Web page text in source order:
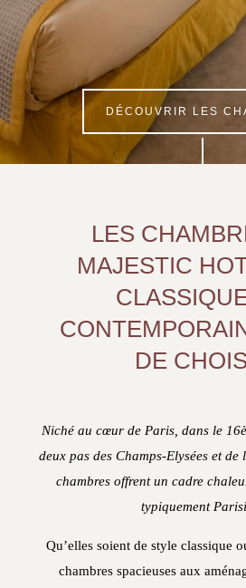
DÉCOUVRIR LES
LES
MAJESTIC
DE
Niché au cœur de Paris, dans le
deux pas des Champs-Elysées et de
chambres offrent un cadre
typiquement
Qu’elles soient de style classique
chambres spacieuses aux